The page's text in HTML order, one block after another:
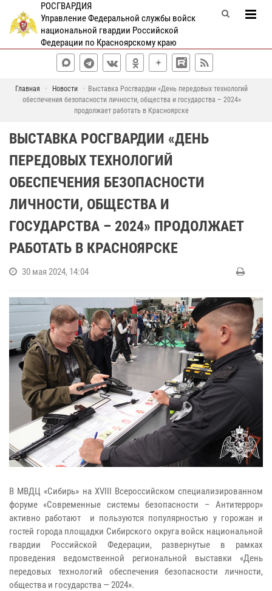
РОСГВАРДИЯ
Управление Федеральной службы войск
национальной гвардии Российской
Федерации по Красноярскому краю
Главная Новости
Выставка Росгвардии «День передовых технологий
обеспечения безопасности личности, общества и государства – 2024»
продолжает работать в Красноярске
ВЫСТАВКА РОСГВАРДИИ «ДЕНЬ
ПЕРЕДОВЫХ ТЕХНОЛОГИЙ
ОБЕСПЕЧЕНИЯ БЕЗОПАСНОСТИ
ЛИЧНОСТИ, ОБЩЕСТВА И
ГОСУДАРСТВА – 2024» ПРОДОЛЖАЕТ
РАБОТАТЬ В КРАСНОЯРСКЕ
30 мая 2024, 14:04
В МВДЦ «Сибирь» на XVIII Всероссийском специализированном
форуме «Современные системы безопасности – Антитеррор»
активно работают и пользуются популярностью у горожан и
гостей города площадки Сибирского округа войск национальной
гвардии Российской Федерации, развернутые в рамках
проведения ведомственной региональной выставки «День
передовых технологий обеспечения безопасности личности,
общества и государства — 2024».